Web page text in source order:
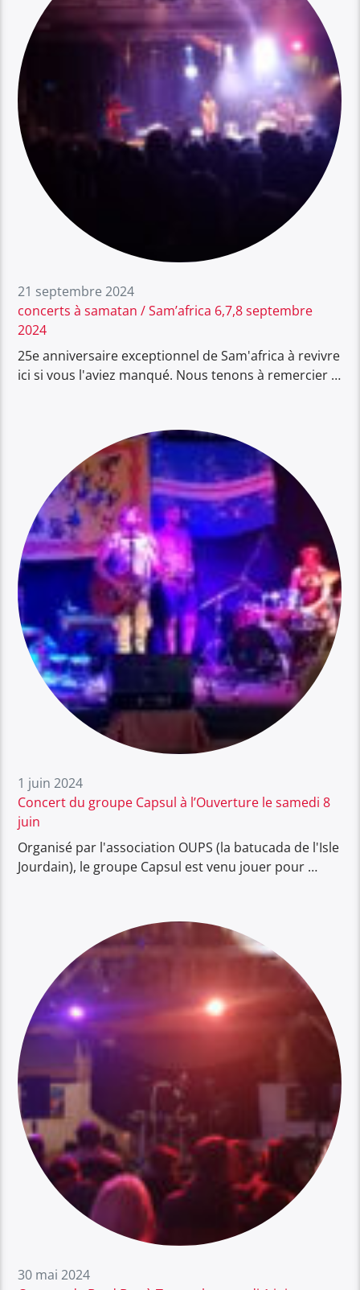
21 septembre 2024
concerts à samatan / Sam’africa 6,7,8 septembre
2024
25e anniversaire exceptionnel de Sam'africa à revivre
ici si vous l'aviez manqué. Nous tenons à remercier …
1 juin 2024
Concert du groupe Capsul à l’Ouverture le samedi 8
juin
Organisé par l'association OUPS (la batucada de l'Isle
Jourdain), le groupe Capsul est venu jouer pour …
30 mai 2024